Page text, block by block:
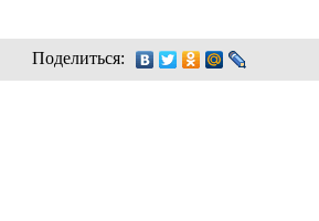
Поделиться: